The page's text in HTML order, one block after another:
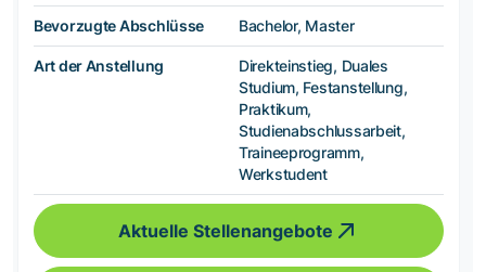
Bevorzugte Abschlüsse Bachelor, Master
Art der Anstellung
Direkteinstieg, Duales
Studium, Festanstellung,
Praktikum,
Studienabschlussarbeit,
Traineeprogramm,
Werkstudent
Aktuelle Stellenangebote